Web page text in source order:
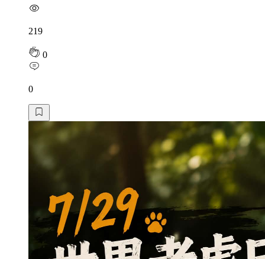
219
0
0